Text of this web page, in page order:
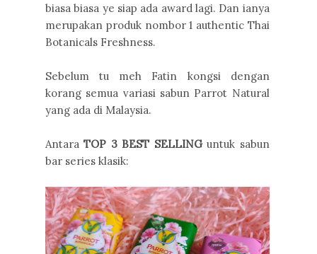
biasa biasa ye siap ada award lagi. Dan ianya
merupakan produk nombor 1 authentic Thai
Botanicals Freshness.
Sebelum tu meh Fatin kongsi dengan
korang semua variasi sabun Parrot Natural
yang ada di Malaysia.
AntaraTOP 3 BEST SELLINGuntuk sabun
bar series klasik: